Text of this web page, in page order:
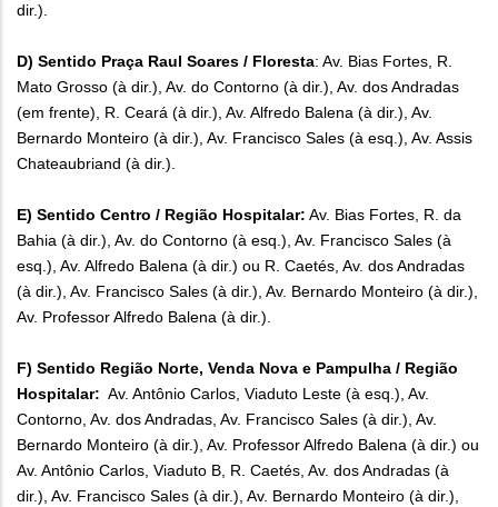
dir.).
D) Sentido Praça Raul Soares / Floresta: Av. Bias Fortes, R.
Mato Grosso (à dir.), Av. do Contorno (à dir.), Av. dos Andradas
(em frente), R. Ceará (à dir.), Av. Alfredo Balena (à dir.), Av.
Bernardo Monteiro (à dir.), Av. Francisco Sales (à esq.), Av. Assis
Chateaubriand (à dir.).
E) Sentido Centro / Região Hospitalar: Av. Bias Fortes, R. da
Bahia (à dir.), Av. do Contorno (à esq.), Av. Francisco Sales (à
esq.), Av. Alfredo Balena (à dir.) ou R. Caetés, Av. dos Andradas
(à dir.), Av. Francisco Sales (à dir.), Av. Bernardo Monteiro (à dir.),
Av. Professor Alfredo Balena (à dir.).
F) Sentido Região Norte, Venda Nova e Pampulha / Região
Hospitalar: Av. Antônio Carlos, Viaduto Leste (à esq.), Av.
Contorno, Av. dos Andradas, Av. Francisco Sales (à dir.), Av.
Bernardo Monteiro (à dir.), Av. Professor Alfredo Balena (à dir.) ou
Av. Antônio Carlos, Viaduto B, R. Caetés, Av. dos Andradas (à
dir.), Av. Francisco Sales (à dir.), Av. Bernardo Monteiro (à dir.),